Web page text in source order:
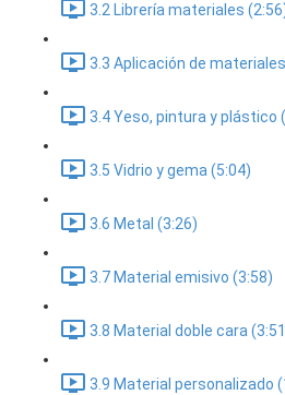
3.2 Librería materiales
3.3 Aplicación de
3.4 Yeso, pintura y plástico
3.5 Vidrio y gema (5:04)
3.6 Metal (3:26)
3.7 Material emisivo (3:58)
3.8 Material doble cara
3.9 Material personalizado